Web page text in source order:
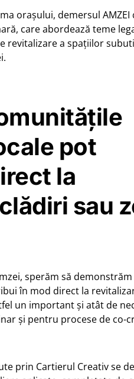
orașului, demersul AMZEI
care abordează teme
revitalizare a spațiilor
pot
la
sau
sperăm să
în mod direct la
un important și atât de
și pentru procese de co-
prin Cartierul Creativ se